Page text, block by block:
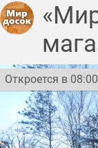
Откроется в 08:00